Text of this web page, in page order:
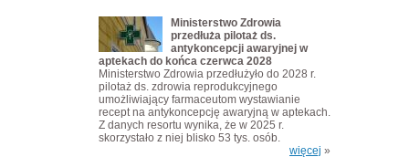
Ministerstwo Zdrowia
przedłuża pilotaż ds.
antykoncepcji awaryjnej w
aptekach do końca czerwca 2028
Ministerstwo Zdrowia przedłużyło do 2028 r.
pilotaż ds. zdrowia reprodukcyjnego
umożliwiający farmaceutom wystawianie
recept na antykoncepcję awaryjną w aptekach.
Z danych resortu wynika, że w 2025 r.
skorzystało z niej blisko 53 tys. osób.
więcej »